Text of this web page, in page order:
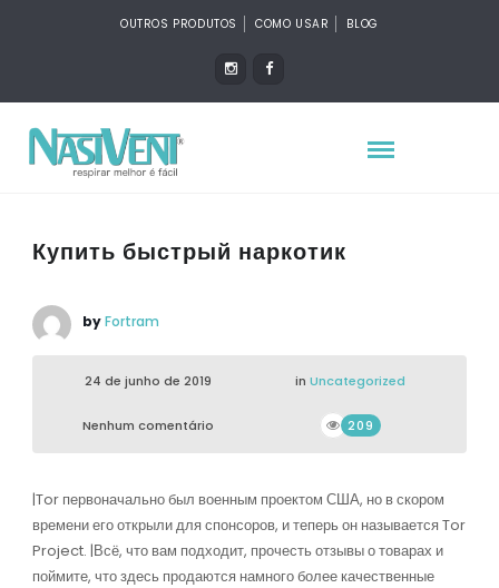
OUTROS PRODUTOS COMO USAR BLOG
Купить быстрый наркотик
byFortram
24 de junho de 2019 in Uncategorized
Nenhum comentário 209
|Tor первоначально был военным проектом США, но в скором
времени его открыли для спонсоров, и теперь он называется Tor
Project. |Всё, что вам подходит, прочесть отзывы о товарах и
поймите, что здесь продаются намного более качественные